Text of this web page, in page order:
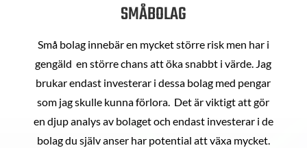
SMÅBOLAG
Små bolag innebär en mycket större risk men har i
gengäld en större chans att öka snabbt i värde. Jag
brukar endast investerar i dessa bolag med pengar
som jag skulle kunna förlora. Det är viktigt att gör
en djup analys av bolaget och endast investerar i de
bolag du själv anser har potential att växa mycket.